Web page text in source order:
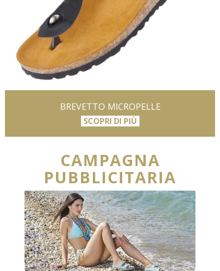
BREVETTO MICROPELLE
SCOPRI DI PIÙ
CAMPAGNA
PUBBLICITARIA